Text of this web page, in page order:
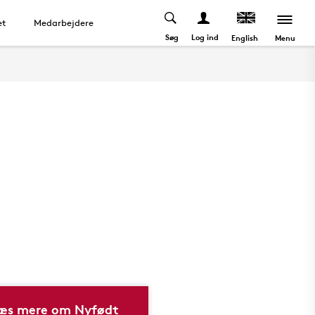
Medarbejdere
Søg Log ind English Menu
mere om Nyfødt